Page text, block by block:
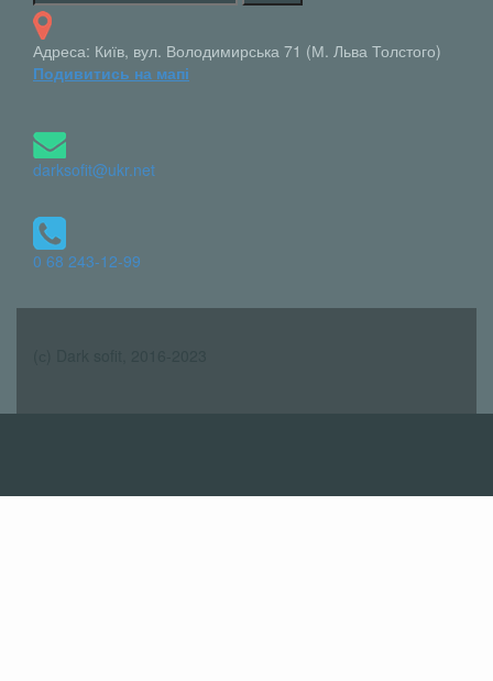
Адреса: Київ, вул. Володимирська 71 (М. Льва Толстого)
Подивитись на мапі
darksofit@ukr.net
0 68 243-12-99